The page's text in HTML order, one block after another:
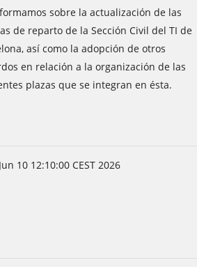
sobre la actualización de las
de reparto de la Sección Civil del TI de
así como la adopción de otros
en relación a la organización de las
plazas que se integran en ésta.
10 12:10:00 CEST 2026